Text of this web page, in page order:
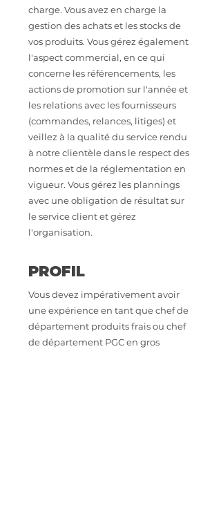
charge. Vous avez en charge la
gestion des achats et les stocks de
vos produits. Vous gérez également
l'aspect commercial, en ce qui
concerne les référencements, les
actions de promotion sur l'année et
les relations avec les fournisseurs
(commandes, relances, litiges) et
veillez à la qualité du service rendu
à notre clientèle dans le respect des
normes et de la réglementation en
vigueur. Vous gérez les plannings
avec une obligation de résultat sur
le service client et gérez
l'organisation.
PROFIL
Vous devez impérativement avoir
une expérience en tant que chef de
département produits frais ou chef
de département PGC en gros